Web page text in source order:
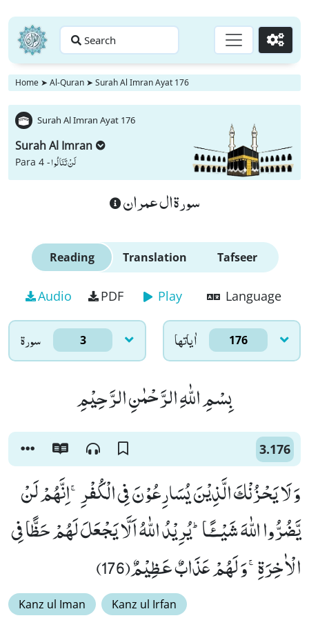
Search Go
Home ➤ Al-Quran ➤ Surah Al Imran Ayat 176
Surah Al Imran Ayat 176
Surah Al Imran
Para 4 -لَنْ تَنَالُوا
سورة ال عمران
Reading Translation Tafseer
Audio PDF Play Language
سورۃ 3 اٰياتها 176
بِسْمِ اللّٰهِ الرَّحْمٰنِ الرَّحِیْمِ
3.176
وَ لَا یَحْزُنْكَ الَّذِیْنَ یُسَارِعُوْنَ فِی الْكُفْرِۚ-اِنَّهُمْ لَنْ
یَّضُرُّوا اللّٰهَ شَیْــٴًـاؕ-یُرِیْدُ اللّٰهُ اَلَّا یَجْعَلَ لَهُمْ حَظًّا فِی
الْاٰخِرَةِۚ-وَ لَهُمْ عَذَابٌ عَظِیْمٌ(176)
Kanz ul Iman Kanz ul Irfan